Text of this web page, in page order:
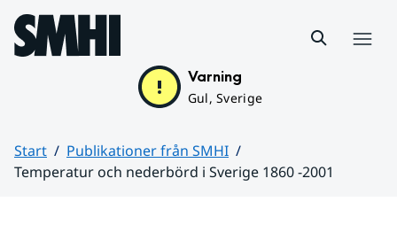
Hoppa till sidans innehåll
Varning
Gul, Sverige
Start
Publikationer från SMHI
Temperatur och nederbörd i Sverige 1860 -2001